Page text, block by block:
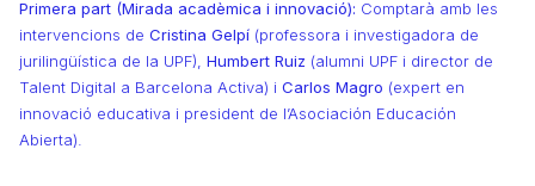
Primera part (Mirada acadèmica i innovació): Comptarà amb les
intervencions de Cristina Gelpí (professora i investigadora de
jurilingüística de la UPF), Humbert Ruiz (alumni UPF i director de
Talent Digital a Barcelona Activa) i Carlos Magro (expert en
innovació educativa i president de l’Asociación Educación
Abierta).